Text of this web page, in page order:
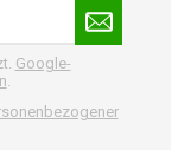
Google-